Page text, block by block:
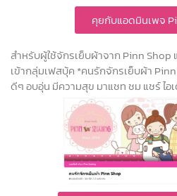
คุยกับแอดมินเพจ
สำหรับผู้ใช้จักรเย็บผ้าจาก Pinn Shop
เข้ากลุ่มเฟสบุ้ค *คนรักจักรเย็บผ้า
ดีๆ อบอุ่น มีความสุข มาแชท ชม แชร์ ไอ